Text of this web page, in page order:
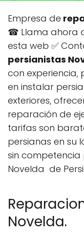
Empresa de
☎ Llama ahora
esta web ✅
persianistas
con experiencia,
en instalar
exteriores,
reparación de
tarifas son
persianas en su
sin
Novelda de
Novelda.